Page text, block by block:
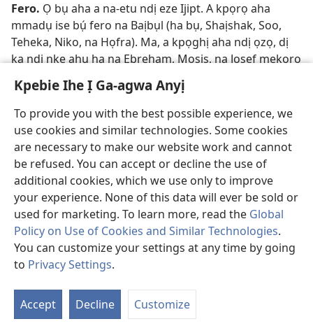
Kpebie Ihe Ị Ga-agwa Anyị
To provide you with the best possible experience, we
use cookies and similar technologies. Some cookies
are necessary to make our website work and cannot
be refused. You can accept or decline the use of
additional cookies, which we use only to improve
your experience. None of this data will ever be sold or
used for marketing. To learn more, read the Global
Policy on Use of Cookies and Similar Technologies.
You can customize your settings at any time by going
to Privacy Settings.
Accept Decline Customize
Fero. Ọ bụ aha a na-etu ndị eze Ijipt. A kpọrọ aha
mmadụ ise bụ́ fero na Baịbụl (ha bụ, Shaịshak, Soo,
Teheka, Niko, na Họfra). Ma, a kpọghị aha ndị ọzọ, dị
ka ndị nke ahụ ha na Ebreham, Mosis, na Josef mekọrọ
osimiri dị n’Izrel ka e mechara kpọwa Filistia. A na-akpọ
ndị Krit kwatara n’ala ahụ ndị Filistia. Devid meriri ha
n’agha, mana, ha nọ na-achị onwe ha, e nweghịkwa
mgbe ha na ndị Izrel dị ná mma. (Ọp 13:17;1Sa 17:4;
Em 9:7)​—GụọB4.
Frankinsens.Ọ bụ esó (gọm) kpụkọrọ akpụkọ na-esi
n’osisi ụfọdụ ma ọ bụ n’ahịhịa ụfọdụ agbapụta. A na-
akpọ ya Boswellia.Frankinsens na-esi ísì ọma
ma a mụnye ya ọkụ
n’elu àjà ọka nakwa n’elu achịcha ndị a na-edosa n’Ebe
Nsọ.​—Ọp 30:34-36;Le 2:1;24:7;Mt 2:​11